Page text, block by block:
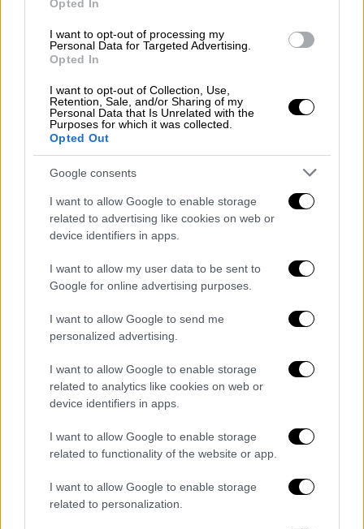
Opted In
I want to opt-out of processing my
Personal Data for Targeted Advertising.
Opted In
I want to opt-out of Collection, Use,
Retention, Sale, and/or Sharing of my
Personal Data that Is Unrelated with the
Purposes for which it was collected.
Opted Out
Google consents
I want to allow Google to enable storage
related to advertising like cookies on web or
device identifiers in apps.
I want to allow my user data to be sent to
Google for online advertising purposes.
I want to allow Google to send me
personalized advertising.
I want to allow Google to enable storage
related to analytics like cookies on web or
device identifiers in apps.
I want to allow Google to enable storage
related to functionality of the website or app.
I want to allow Google to enable storage
related to personalization.
“αγκαλιάς” από όλους εσάς, έχω να πω μέσα
από την καρδιά μου ευχαριστώ σε όλους
όσους με στήριξαν αυτές τις δύσκολες
μέρες. Δεν είμαι μόνο η Γεωργία του
Λαγκαδά. Είμαι η γυναίκα Γεωργία η οποία
διεκδικεί το δίκιο και την αξιοπρέπεια της.
Ο δεύτερος βιασμός εκείνος της
αμφισβήτησης είναι εξίσου οδυνηρός. Θα
τον αντιμετωπίσω όμως όπως και τον
πρώτο με μία διαφορά: Με τις αισθήσεις μου
και τα μάτια μου ανοιχτά. Με την δική σας
αγάπη και συμπαράσταση, γιατί όλοι εσείς
είσαστε η δική μου μεγάλη οικογένεια.
Αληθινή αγάπη και σεβασμός αυτό είναι που
Για εμένα και για κάθε γυναίκα που φοβάται…
Ευχαριστώ που με αγκαλιάσατε».